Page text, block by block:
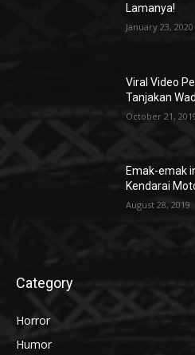
Lamanya!
January 23, 2020
Viral Video
Tanjakan
October 21,
Emak-emak
Kendarai
August 28, 2019
Category
Horror
Humor